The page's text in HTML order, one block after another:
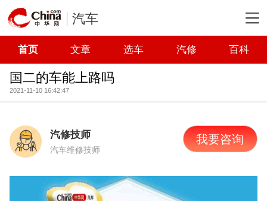
汽车
首页 文章 选车 汽修 百科
国二的车能上路吗
2021-11-10 16:42:47
汽修技师
汽车维修技师
我要咨询